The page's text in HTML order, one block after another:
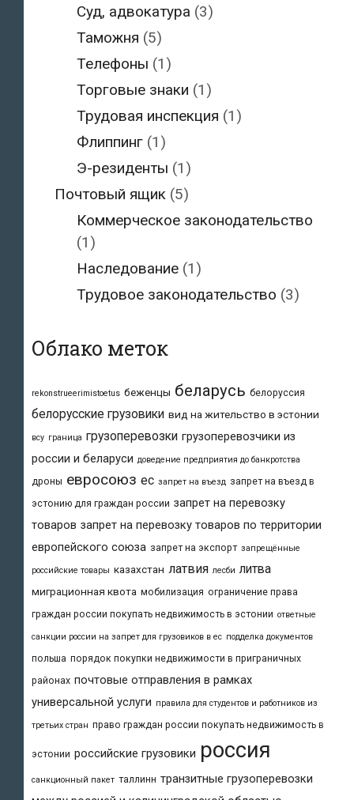
Суд, адвокатура (3)
Таможня (5)
Телефоны (1)
Торговые знаки (1)
Трудовая инспекция (1)
Флиппинг (1)
Э-резиденты (1)
Почтовый ящик(5)
Коммерческое законодательство
(1)
Наследование (1)
Трудовое законодательство (3)
Облако меток
rekonstrueerimistoetus беженцы беларусь белоруссия
белорусские грузовики вид на жительство в эстонии
всу граница грузоперевозки грузоперевозчики из
россии и беларуси доведение предприятия до банкротства
дроны евросоюз ес запрет на въезд запрет на въезд в
эстонию для граждан россии запрет на перевозку
товаров запрет на перевозку товаров по территории
европейского союза запрет на экспорт запрещённые
российские товары казахстан латвия лесби литва
миграционная квота мобилизация ограничение права
граждан россии покупать недвижимость в эстонии ответные
санкции россии на запрет для грузовиков в ес подделка документов
польша порядок покупки недвижимости в приграничных
районах почтовые отправления в рамках
универсальной услуги правила для студентов и работников из
третьих стран право граждан россии покупать недвижимость в
эстонии российские грузовики россия
санкционный пакет таллинн транзитные грузоперевозки